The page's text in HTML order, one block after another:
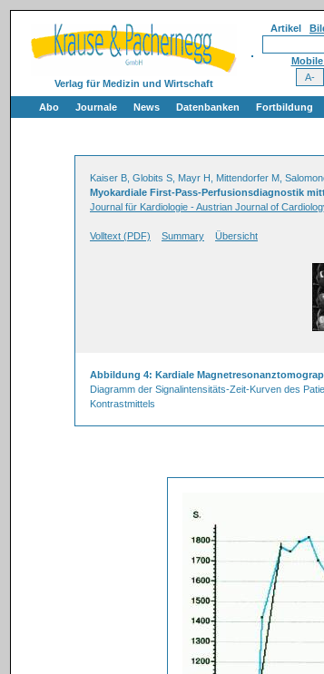
Verlag für Medizin und Wirtschaft
Artikel
Abo Journale News Datenbanken Fortbildung
Kaiser B, Globits S, Mayr H, Mittendorfer M,
Myokardiale First-Pass-Perfusionsdiagnostik
Journal für Kardiologie - Austrian Journal of
Volltext (PDF) Summary Übersicht
Abbildung 4: Kardiale
Diagramm der Signalintensitäts-Zeit-Kurven des
Kontrastmittels